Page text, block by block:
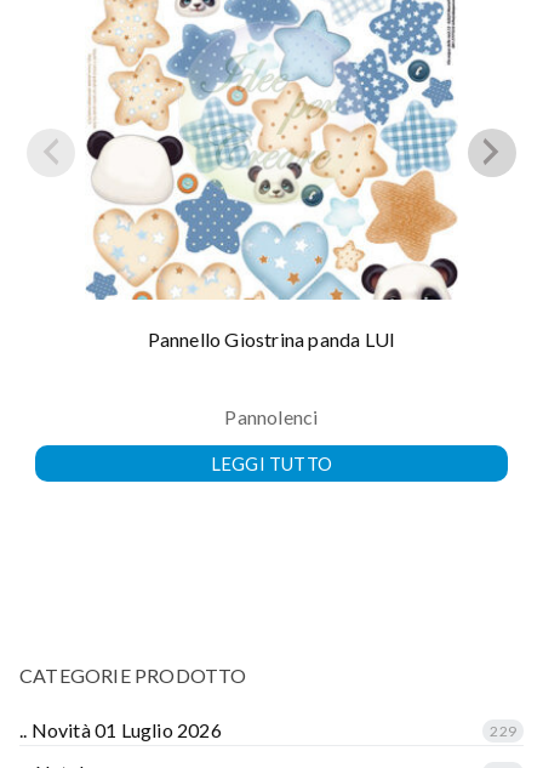
Pannello Giostrina panda LUI
Pannolenci
LEGGI TUTTO
CATEGORIE PRODOTTO
.. Novità 01 Luglio 2026 229